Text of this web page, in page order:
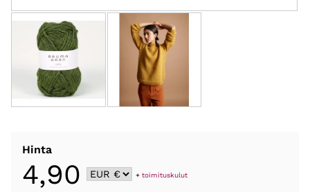
Hinta
4,90 +toimituskulut